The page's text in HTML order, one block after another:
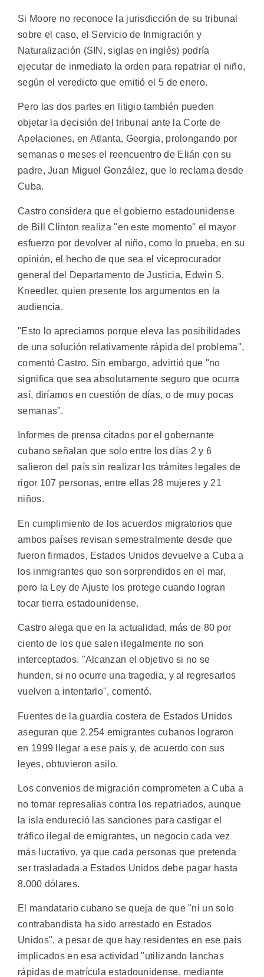
Si Moore no reconoce la jurisdicción de su tribunal
sobre el caso, el Servicio de Inmigración y
Naturalización (SIN, siglas en inglés) podría
ejecutar de inmediato la orden para repatriar el niño,
según el veredicto que emitió el 5 de enero.
Pero las dos partes en litigio también pueden
objetar la decisión del tribunal ante la Corte de
Apelaciones, en Atlanta, Georgia, prolongando por
semanas o meses el reencuentro de Elián con su
padre, Juan Miguel González, que lo reclama desde
Cuba.
Castro considera que el gobierno estadounidense
de Bill Clinton realiza "en este momento" el mayor
esfuerzo por devolver al niño, como lo prueba, en su
opinión, el hecho de que sea el viceprocurador
general del Departamento de Justicia, Edwin S.
Kneedler, quien presente los argumentos en la
audiencia.
"Esto lo apreciamos porque eleva las posibilidades
de una solución relativamente rápida del problema",
comentó Castro. Sin embargo, advirtió que "no
significa que sea absolutamente seguro que ocurra
así, diríamos en cuestión de días, o de muy pocas
semanas".
Informes de prensa citados por el gobernante
cubano señalan que solo entre los días 2 y 6
salieron del país sin realizar los trámites legales de
rigor 107 personas, entre ellas 28 mujeres y 21
niños.
En cumplimiento de los acuerdos migratorios que
ambos países revisan semestralmente desde que
fueron firmados, Estados Unidos devuelve a Cuba a
los inmigrantes que son sorprendidos en el mar,
pero la Ley de Ajuste los protege cuando logran
tocar tierra estadounidense.
Castro alega que en la actualidad, más de 80 por
ciento de los que salen ilegalmente no son
interceptados. "Alcanzan el objetivo si no se
hunden, si no ocurre una tragedia, y al regresarlos
vuelven a intentarlo", comentó.
Fuentes de la guardia costera de Estados Unidos
aseguran que 2.254 emigrantes cubanos lograron
en 1999 llegar a ese país y, de acuerdo con sus
leyes, obtuvieron asilo.
Los convenios de migración comprometen a Cuba a
no tomar represalias contra los repatriados, aunque
la isla endureció las sanciones para castigar el
tráfico ilegal de emigrantes, un negocio cada vez
más lucrativo, ya que cada personas que pretenda
ser trasladada a Estados Unidos debe pagar hasta
8.000 dólares.
El mandatario cubano se queja de que "ni un solo
contrabandista ha sido arrestado en Estados
Unidos", a pesar de que hay residentes en ese país
implicados en esa actividad "utilizando lanchas
rápidas de matrícula estadounidense, mediante